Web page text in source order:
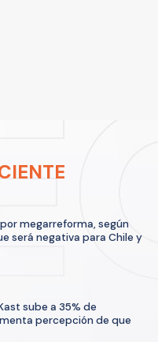
megarreforma, según
será negativa para Chile y
sube a 35% de
percepción de que